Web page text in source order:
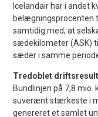
Icelandair har i andet
belægningsprocenten
samtidig med, at
sædekilometer (ASK)
sæder i samme
Tredoblet
Bundlinjen på 7,8 mio.
suverænt stærkeste i
genereret et samlet